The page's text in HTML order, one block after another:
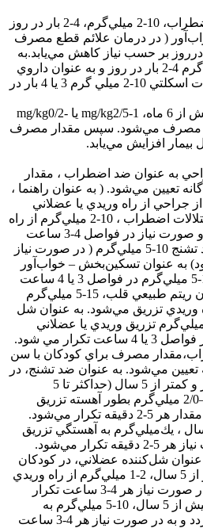
بزرگسالان : به عنوان ضد اضطراب، 10-2 ميلي‌گرم، 4-2 بار در روز
( در درمان علائم قطع مصرف
10 ميلي‌گرم 3 يا 4 بار درروز بر حسب نياز كاهش مي‌يابد.به
عنوان ضد تشنج ، 10-2 ميلي‌گرم 4-2 بار در روز و به عنوان داروي
كمكي در رفع اسپاسم عضلات اسكلتي 10-2 ميلي گرم 3 يا 4 بار در
كودكان: در كودكان با سن بيش از 6 ماه، mg/kg2/5-1 يا mg/kg0/2-
روز مصرف مي‌شود. سپس مقدار مصرف
بيمار افزايش مي‌يابد.
به عنوان ضد اضطراب ، مقدار
تعيين مي‌شود. ( به عنوان راهنما ،
قبل از جراحي از راه وريدي يا عضلاني
تزريق مي‌شود.)در درمان اختلالات اضطراب ، 10-2 ميلي‌گرم از راه
وريدي يا عضلاني،‌(مقدار دارو صورت نياز در فواصل 4-3 ساعت
تكرار مي‌شود.) به عنوان ضد تشنج 10-5 ميلي‌گرم ( در صورت نياز
مي‌شود) به عنوان تسكين‌بخش – خواب‌آور
ابتدا 10 ميلي‌گرم و سپس 10-5 ميلي‌گرم در فواصل 3 يا 4 ساعت
در صورت نياز و در برگرداندن ريتم طبيعي قلب، 15-5 ميلي‌گرم
راه وريدي تزريق مي‌شود. به عنوان شل
عضلاني نيز ابتدا 10-5 ميلي‌گرم تزريق وريدي يا عضلاني
مي شود.
مصرف براي كودكان با سن
تعيين مي‌شود. به عنوان ضد تشنج، در
كودكان با سن بيش‌از 30 روز و كمتر از 5 سال (حداكثر تا 5
ميلي‌گرم) از راه وريدي 5/0 –2/0 ميلي‌گرم بطور آهسته تزريق
مي‌شود.
كودكان با سن بيش از 5 سال ، يك‌ميلي‌گرم به آهستگي تزريق
وريدي مي‌شود كه در صورت نياز هر 5-2 دقيقه تكرار مي‌شود.
عنوان شل‌كننده‌ عضلاني، در كودكان
با سن بيش از يك ماه و كمتر از 5 سال، 2-1 ميلي‌گرم از راه وريدي
به آهستگي تزريق مي‌شود. در صورت نياز هر 4-3 ساعت تكرار
مي‌گردد. در كودكان با سن بيش از 5 سال، 10-5 ميلي‌گرم به
آهستگي تزريق وريدي مي‌گردد و به در صورت نياز هر 4-3 ساعت